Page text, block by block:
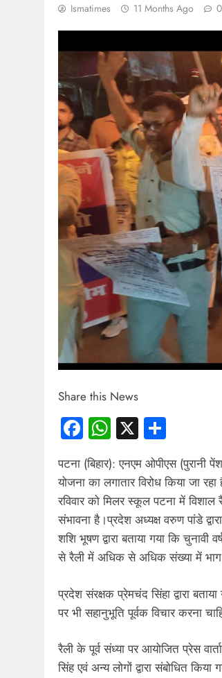
Ismatimes 11 Months Ago 0
Share this News
Facebook
WhatsApp
X
पटना (बिहार): एनएम ओपीएस (पुरानी
योजना का लगातार विरोध किया जा
रविवार को मिलर स्कूल पटना में
संभावना है।प्रदेश अध्यक्ष वरुण पांडे
शशि भूषण द्वारा बताया गया कि
से रैली में अधिक से अधिक संख्या में
प्रदेश संरक्षक प्रेमचंद सिंहा द्वारा
पर भी सहानुभूति पूर्वक विचार करना
रैली के पूर्व संध्या पर आयोजित प्रेस
सिंह एवं अन्य लोगों द्वारा संबोधित किया